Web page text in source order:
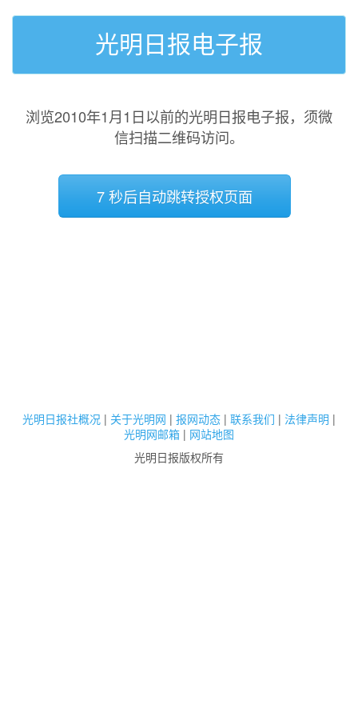
光明日报电子报
浏览2010年1月1日以前的光明日报电子报，须微
信扫描二维码访问。
7 秒后自动跳转授权页面
光明日报社概况 | 关于光明网 | 报网动态 | 联系我们 | 法律声明 |
光明网邮箱 | 网站地图
光明日报版权所有